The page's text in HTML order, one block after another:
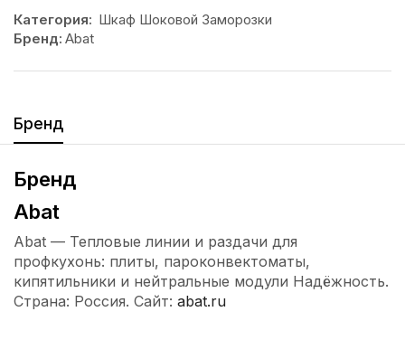
Категория: Шкаф Шоковой Заморозки
Бренд: Abat
Бренд
Бренд
Abat
Abat — Тепловые линии и раздачи для
профкухонь: плиты, пароконвектоматы,
кипятильники и нейтральные модули Надёжность.
Страна: Россия. Сайт: abat.ru